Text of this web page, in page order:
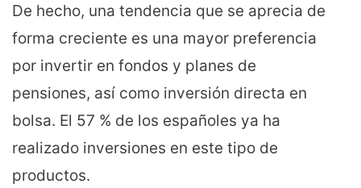
De hecho, una tendencia que se aprecia de
forma creciente es una mayor preferencia
por invertir en fondos y planes de
pensiones, así como inversión directa en
bolsa. El 57 % de los españoles ya ha
realizado inversiones en este tipo de
productos.